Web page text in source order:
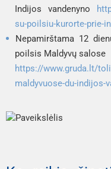
Indijos vandenyno
su-poilsiu-kurorte-prie-
Nepamirštama 12
poilsis Maldyvų salose
https://www.gruda.lt/
maldyvuose-du-indijos-